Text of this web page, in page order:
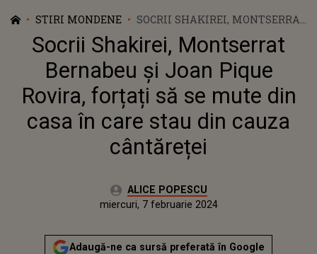
STIRI MONDENE
SOCRII SHAKIREI, MONTSERRAT
BERNABEU ȘI JOAN PIQUE
ROVIRA, FORȚAȚI SĂ SE MUTE
DIN CASA ÎN CARE STAU DIN
CAUZA CÂNTĂREȚEI
Socrii Shakirei, Montserrat
Bernabeu și Joan Pique
Rovira, forțați să se mute din
casa în care stau din cauza
cântăreței
Autor:ALICE POPESCU
miercuri, 8 februarie 2023
Actualizat:
miercuri, 7 februarie 2024
Adaugă-ne ca sursă preferată în Google